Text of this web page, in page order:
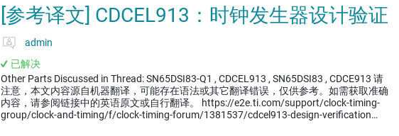
[参考译文] CDCEL913：时钟发生器设计验证
admin
已解决
Other Parts Discussed in Thread: SN65DSI83-Q1 , CDCEL913 , SN65DSI83 , CDCE913 请
注意，本文内容源自机器翻译，可能存在语法或其它翻译错误，仅供参考。如需获取准确
内容，请参阅链接中的英语原文或自行翻译。 https://e2e.ti.com/support/clock-timing-
group/clock-and-timing/f/clock-timing-forum/1381537/cdcel913-design-verification…